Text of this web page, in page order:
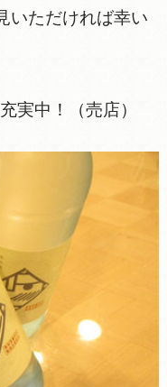
いただければ幸い
実中！（売店）